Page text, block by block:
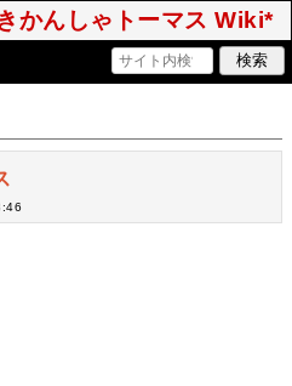
きかんしゃトーマス Wiki*